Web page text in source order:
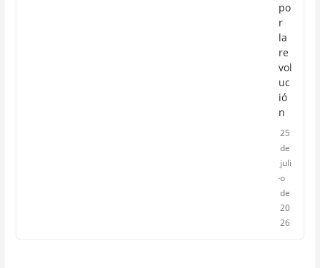
po
r
la
re
vol
uc
ió
n
25
de
juli
o
de
20
26